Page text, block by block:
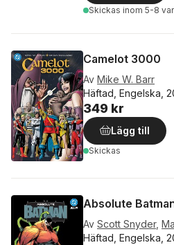
Skickas inom 5-8
Camelot 3000
Av Mike W. Barr
Häftad, Engelska,
349 kr
Lägg till
Skickas
Absolute
Av Scott Snyder,
Häftad, Engelska,